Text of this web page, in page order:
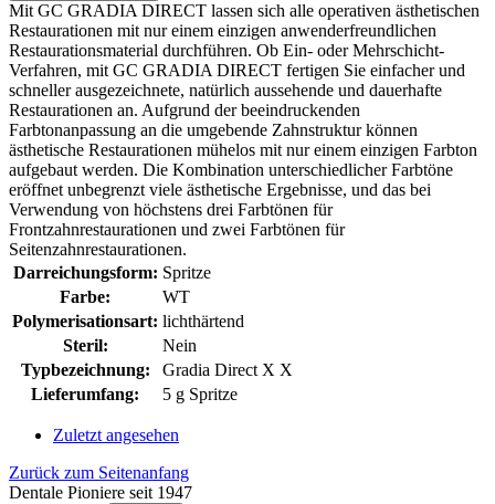
Mit GC GRADIA DIRECT lassen sich alle operativen ästhetischen
Restaurationen mit nur einem einzigen anwenderfreundlichen
Restaurationsmaterial durchführen. Ob Ein- oder Mehrschicht-
Verfahren, mit GC GRADIA DIRECT fertigen Sie einfacher und
schneller ausgezeichnete, natürlich aussehende und dauerhafte
Restaurationen an. Aufgrund der beeindruckenden
Farbtonanpassung an die umgebende Zahnstruktur können
ästhetische Restaurationen mühelos mit nur einem einzigen Farbton
aufgebaut werden. Die Kombination unterschiedlicher Farbtöne
eröffnet unbegrenzt viele ästhetische Ergebnisse, und das bei
Verwendung von höchstens drei Farbtönen für
Frontzahnrestaurationen und zwei Farbtönen für
Seitenzahnrestaurationen.
Darreichungsform: Spritze
Farbe:
WT
Polymerisationsart: lichthärtend
Steril:
Nein
Typbezeichnung:
Gradia Direct X X
Lieferumfang:
5 g Spritze
Zuletzt angesehen
Zurück zum Seitenanfang
Dentale Pioniere seit 1947